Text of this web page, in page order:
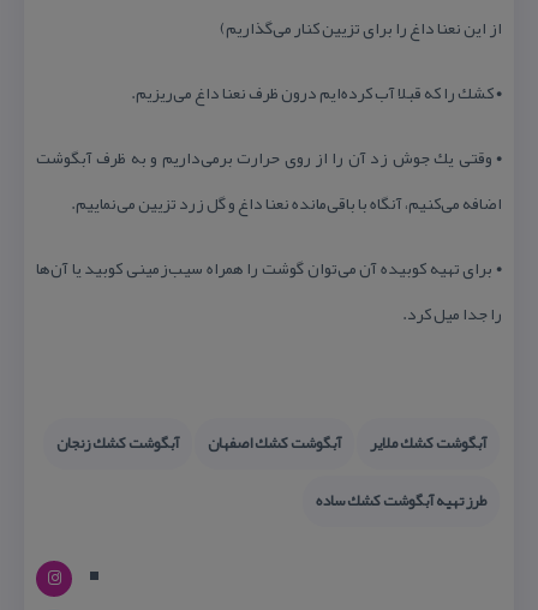
از این نعنا داغ را برای تزیین كنار می‌گذاریم)
• كشك را كه قبلا آب كرده‌ایم درون ظرف نعنا داغ می‌ریزیم.
• وقتی یك جوش زد آن را از روی حرارت برمی‌داریم و به ظرف آبگوشت
اضافه می‌كنیم، آنگاه با باقی‌مانده نعنا داغ و گل زرد تزیین می‌نماییم.
• برای تهیه كوبیده آن می‌توان گوشت را همراه سیب‌زمینی كوبید یا آن‌ها
را جدا میل كرد.
آبگوشت كشك ملایر آبگوشت كشك اصفهان
آبگوشت كشك زنجان
طرز تهیه آبگوشت كشك ساده